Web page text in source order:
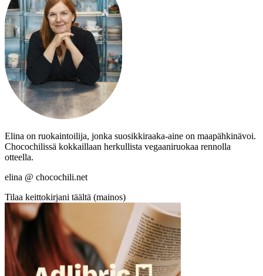
Elina on ruokaintoilija, jonka suosikkiraaka-aine on maapähkinävoi.
Chocochilissä kokkaillaan herkullista vegaaniruokaa rennolla
otteella.
elina @ chocochili.net
Tilaa keittokirjani täältä (mainos)